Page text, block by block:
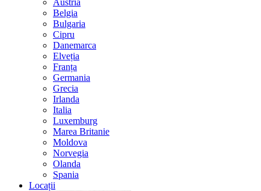
Austria
Belgia
Bulgaria
Cipru
Danemarca
Elveția
Franța
Germania
Grecia
Irlanda
Italia
Luxemburg
Marea Britanie
Moldova
Norvegia
Olanda
Spania
Locații